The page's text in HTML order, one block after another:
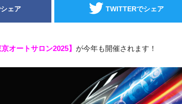
ェア TWITTERでシェア
京オートサロン2025】 が今年も開催されます！